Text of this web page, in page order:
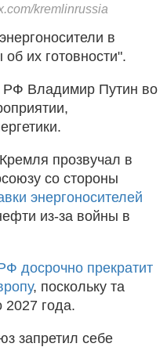
kremlinrussia
в
их готовности".
РФ Владимир Путин во
прозвучал в
со стороны
энергоносителей
из-за войны в
досрочно прекратит
, поскольку та
2027 года.
запретил себе